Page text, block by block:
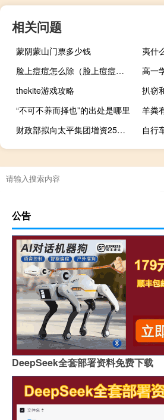
相关问题
蒙阴蒙山门票多少钱
夷什
脸上痘痘怎么除（脸上痘痘怎么根治）
thekite游戏攻略
扒窃
“不可不养而择也”的出处是哪里
羊粪
财政部拟向太平集团增资25亿元
自行
公告
DeepSeek全套部署资料免费下载